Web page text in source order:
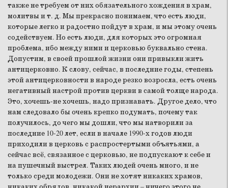
также не требуем от них обязательного хождения в храм,
молитвы и т. д. Мы прекрасно понимаем, что есть люди,
которые легко и радостно пойдут в храм, и мы этому очень
содействуем. Но есть люди, для которых это огромная
проблема, ибо между ними и церковью буквально стена.
Допустим, в своей прошлой жизни они привыкли жить
антицерковно. К слову, сейчас, в последние годы, степень
этой антицерковности в народе резко возросла, есть очень
негативный настрой против церкви в самой толще народа.
Это, хочешь-не хочешь, надо признавать. Другое дело, что
нам следовало бы очень крепко подумать, почему так
получилось, до чего мы дошли, что мы натворили за
последние 10-20 лет, если в начале 1990‑х годов люди
приходили в церковь с распростертыми объятьями, а
сейчас всё, связанное с церковью, не подпускают к себе и
на пушечный выстрел. Таких людей очень много, и не
только среди молодежи. Они не хотят никаких храмов,